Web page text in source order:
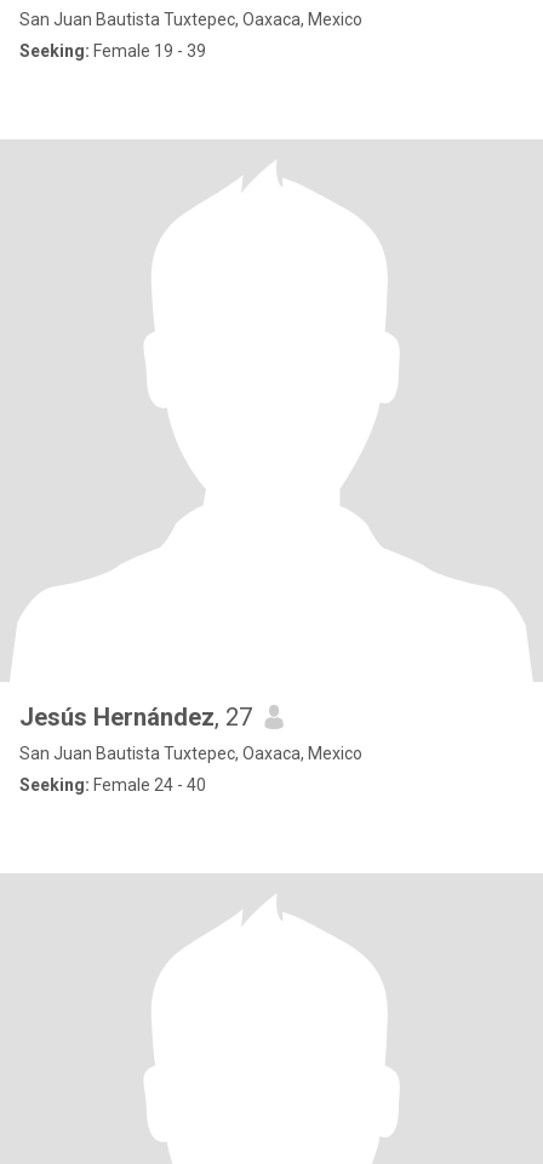
San Juan Bautista Tuxtepec, Oaxaca, Mexico
Seeking: Female 19 - 39
Jesús Hernández, 27
San Juan Bautista Tuxtepec, Oaxaca, Mexico
Seeking: Female 24 - 40